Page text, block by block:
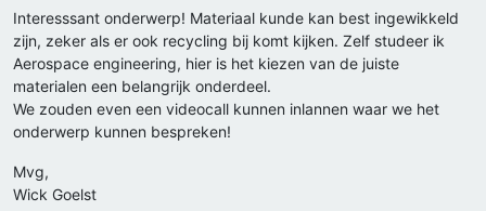
Interesssant onderwerp! Materiaal kunde kan best ingewikkeld
zijn, zeker als er ook recycling bij komt kijken. Zelf studeer ik
Aerospace engineering, hier is het kiezen van de juiste
materialen een belangrijk onderdeel.
We zouden even een videocall kunnen inlannen waar we het
onderwerp kunnen bespreken!
Mvg,
Wick Goelst